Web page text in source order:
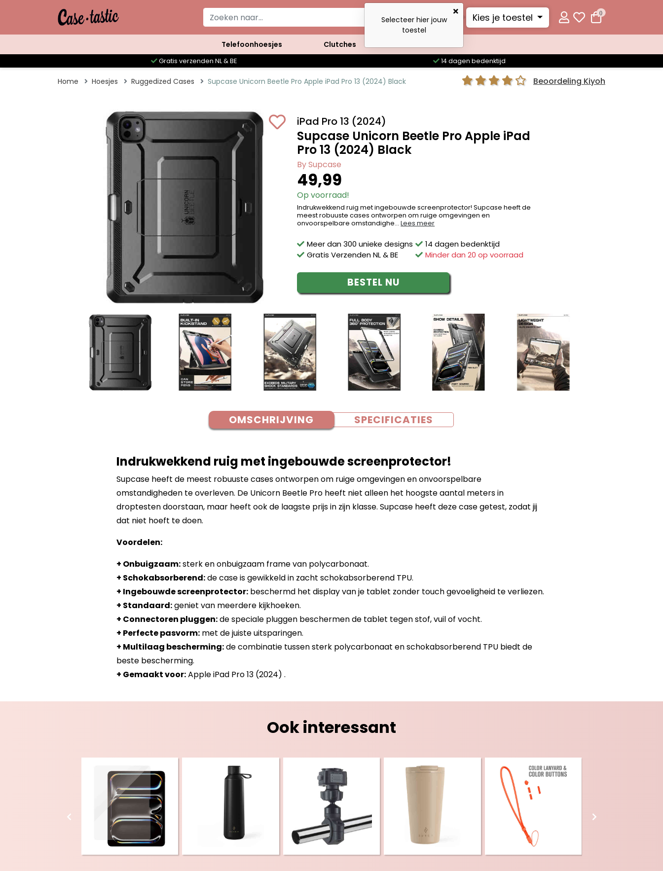
Kies je toestel 0
Telefoonhoesjes Clutches
Gratis verzenden NL & BE 14 dagen bedenktijd
Home Hoesjes Ruggedized Cases Supcase Unicorn Beetle Pro Apple iPad Pro 13 (2024) Black Beoordeling Kiyoh
iPad Pro 13 (2024)
Supcase Unicorn Beetle Pro Apple iPad
Pro 13 (2024) Black
By Supcase
49,99
Op voorraad!
Indrukwekkend ruig met ingebouwde screenprotector! Supcase heeft de
meest robuuste cases ontworpen om ruige omgevingen en
onvoorspelbare omstandighe...Lees meer
Meer dan 300 unieke designs
Gratis Verzenden NL & BE
14 dagen bedenktijd
Minder dan 20 op voorraad
BESTEL NU
OMSCHRIJVING SPECIFICATIES
Indrukwekkend ruig met ingebouwde screenprotector!
Supcase heeft de meest robuuste cases ontworpen om ruige omgevingen en onvoorspelbare
omstandigheden te overleven. De Unicorn Beetle Pro heeft niet alleen het hoogste aantal meters in
droptesten doorstaan, maar heeft ook de laagste prijs in zijn klasse. Supcase heeft deze case getest, zodat jij
dat niet hoeft te doen.
Voordelen:
+ Onbuigzaam:sterk en onbuigzaam frame van polycarbonaat.
+ Schokabsorberend:de case is gewikkeld in zacht schokabsorberend TPU.
+ Ingebouwde screenprotector:beschermd het display van je tablet zonder touch gevoeligheid te verliezen.
+ Standaard:geniet van meerdere kijkhoeken.
+ Connectoren pluggen:de speciale pluggen beschermen de tablet tegen stof, vuil of vocht.
+ Perfecte pasvorm:met de juiste uitsparingen.
+ Multilaag bescherming:de combinatie tussen sterk polycarbonaat en schokabsorberend TPU biedt de
beste bescherming.
+ Gemaakt voor:Apple iPad Pro 13 (2024) .
Ook interessant
Selecteer hier jouw
toestel